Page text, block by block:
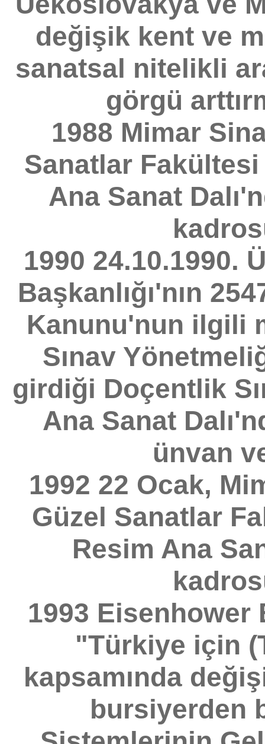
değişik kent ve
sanatsal nitelikli
görgü
1988 Mimar
Sanatlar
Ana Sanat
1990 24.10.1990.
Başkanlığı'nın
Kanunu'nun ilgili
Sınav
girdiği Doçentlik
Ana Sanat
ünvan
1992 22 Ocak,
Güzel Sanatlar
Resim Ana
1993
"Türkiye için
kapsamında
bursiyerden